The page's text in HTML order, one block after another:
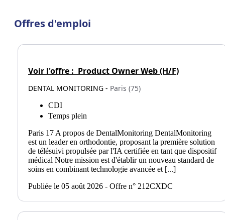
Offres d'emploi
Voir l'offre : Product Owner Web (H/F)
DENTAL MONITORING - Paris (75)
CDI
Temps plein
Paris 17 A propos de DentalMonitoring DentalMonitoring
est un leader en orthodontie, proposant la première solution
de télésuivi propulsée par l'IA certifiée en tant que dispositif
médical Notre mission est d'établir un nouveau standard de
soins en combinant technologie avancée et [...]
Publiée le 05 août 2026 - Offre n° 212CXDC